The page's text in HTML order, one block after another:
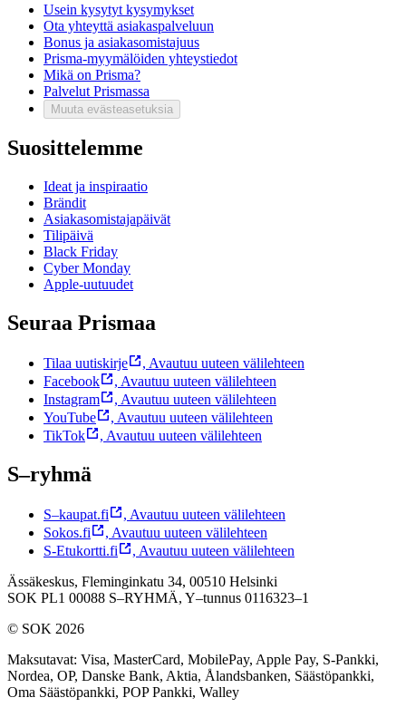
Usein kysytyt kysymykset
Ota yhteyttä asiakaspalveluun
Bonus ja asiakasomistajuus
Prisma-myymälöiden yhteystiedot
Mikä on Prisma?
Palvelut Prismassa
Muuta evästeasetuksia
Suosittelemme
Ideat ja inspiraatio
Brändit
Asiakasomistajapäivät
Tilipäivä
Black Friday
Cyber Monday
Apple-uutuudet
Seuraa Prismaa
Tilaa uutiskirje , Avautuu uuteen välilehteen
Facebook
, Avautuu uuteen välilehteen
Instagram
, Avautuu uuteen välilehteen
YouTube
, Avautuu uuteen välilehteen
TikTok
, Avautuu uuteen välilehteen
S–ryhmä
S–kaupat.fi , Avautuu uuteen välilehteen
Sokos.fi
, Avautuu uuteen välilehteen
S-Etukortti.fi
, Avautuu uuteen välilehteen
Ässäkeskus, Fleminginkatu 34, 00510 Helsinki
SOK PL1 00088 S–RYHMÄ, Y–tunnus 0116323–1
© SOK 2026
Maksutavat: Visa, MasterCard, MobilePay, Apple Pay, S-Pankki,
Nordea, OP, Danske Bank, Aktia, Ålandsbanken, Säästöpankki,
Oma Säästöpankki, POP Pankki, Walley